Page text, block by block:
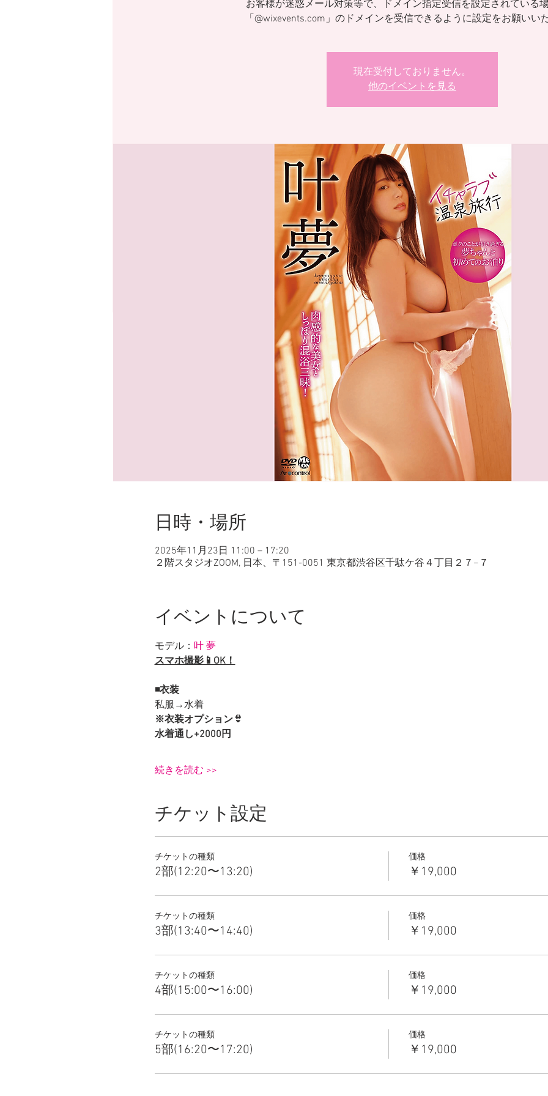
お客様が迷惑メール対策等で、ドメイン指定受信を設定されている場
「@wixevents.com」のドメインを受信できるように設定をお願いい
現在受付しておりません。
他のイベントを見る
日時・場所
2025年11月23日 11:00 – 17:20
２階スタジオZOOM, 日本、〒151-0051 東京都渋谷区千駄ケ谷４丁目２７−７
イベントについて
モデル： 叶 夢
スマホ撮影📱OK！
◾️衣装
私服→水着
※衣装オプション👙
水着通し+2000円
続きを読む >>
チケット設定
チケットの種類
2部(12:20〜13:20)
価格
￥19,000
チケットの種類
3部(13:40〜14:40)
価格
￥19,000
チケットの種類
4部(15:00〜16:00)
価格
￥19,000
チケットの種類
5部(16:20〜17:20)
価格
￥19,000